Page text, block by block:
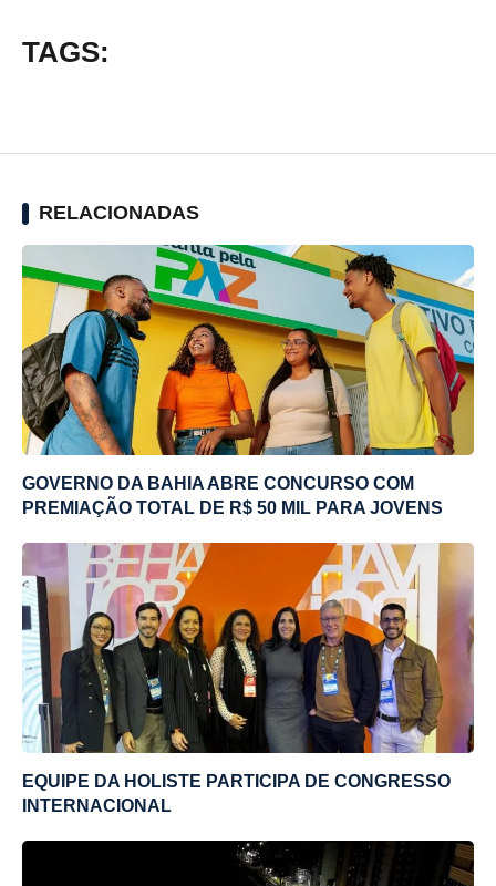
TAGS:
RELACIONADAS
GOVERNO DA BAHIA ABRE CONCURSO COM
PREMIAÇÃO TOTAL DE R$ 50 MIL PARA JOVENS
EQUIPE DA HOLISTE PARTICIPA DE CONGRESSO
INTERNACIONAL